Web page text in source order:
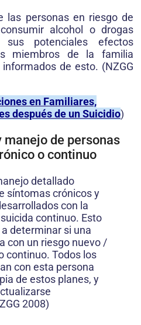
las personas en riesgo de
alcohol o drogas
potenciales efectos
miembros de la familia
de esto. (NZGG
en Familiares,
después de un Suicidio)
manejo de personas
o continuo
detallado
síntomas crónicos y
con la
continuo. Esto
determinar si una
con un riesgo nuevo /
continuo. Todos los
con esta persona
de estos planes, y
2008)